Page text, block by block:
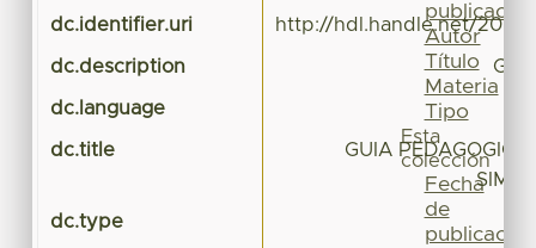
dc.identifier.uri http://hdl.handle.net/
dc.description
dc.language
dc.title
GUIA
dc.type
publicación
Autor
Título
Materia
Tipo
Esta
colección
Fecha
de
publicación